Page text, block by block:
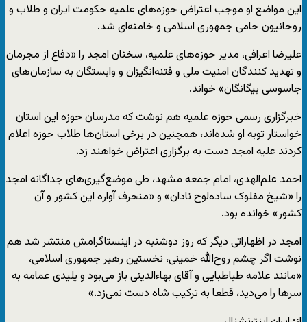
این مواضع او موجب اعتراض حوزه‌های علمیه حکومت ایران و طلاب و
روحانیون حامی جمهوری اسلامی و خامنه‌ای شد.
علیرضا اعرافی، مدیر حوزه‌‌های علمیه، سخنان امجد را «دفاع از مجرمان
و تهدید کنندگان امنیت ملی و فتنه‌انگیزان و وابستگان به سازمان‌های
جاسوسی بیگانگان» خواند.
خبرگزاری رسمی حوزه علمیه هم نوشت که مدرسان حوزه این استان
خواستار توبه او شده‌اند، همچنین در برخی استان‌ها طلاب حوزه اعلام
کردند علیه امجد دست به برگزاری اعتراض خواهند زد.
احمد علم‌الهدی،‌ امام جمعه مشهد، طی موضع‌گیری‌های جداگانه امجد
را «شیخ مفلوک ساده‌لوح نادان» و «منحرف آواره این کشور و آن
کشور» خوانده بود.
امجد در اظهاراتی دیگر که روز دوشنبه در اینستاگرامش منتشر شد هم
نوشت اگر چشم روح‌الله خمینی، نخستین رهبر جمهوری اسلامی،‌
«مانند علامه طباطبایی و آقای بهاء‌الدینی باز می‌بود و پلیدی عمامه به
سرها را می‌دید، قطعا به ترکیب شاه دست نمی‌زد.»